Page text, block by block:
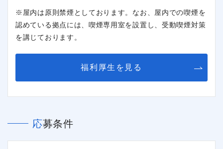
※屋内は原則禁煙としております。なお、屋内での喫煙を
認めている拠点には、喫煙専用室を設置し、受動喫煙対策
を講じております。
福利厚生を見る
応募条件